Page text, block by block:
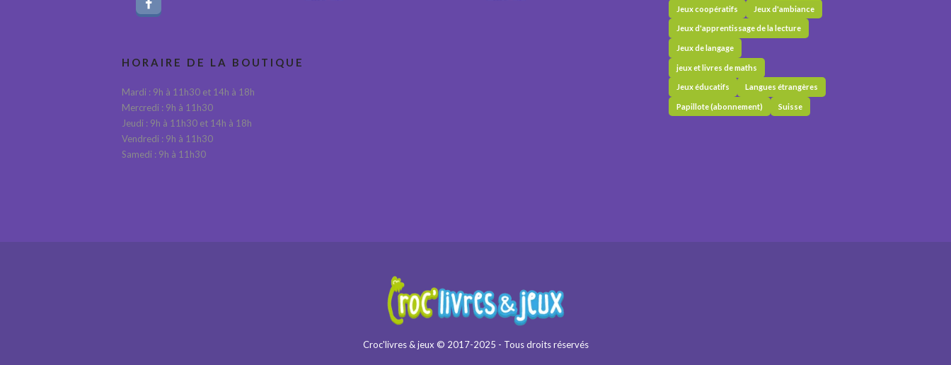
HORAIRE DE LA BOUTIQUE
Mardi : 9h à 11h30 et 14h à 18h
Mercredi : 9h à 11h30
Jeudi : 9h à 11h30 et 14h à 18h
Vendredi : 9h à 11h30
Samedi : 9h à 11h30
Jeux coopératifs Jeux d'ambiance
Jeux d'apprentissage de la lecture
Jeux de langage
jeux et livres de maths
Jeux éducatifs Langues étrangères
Papillote (abonnement) Suisse
Croc'livres & jeux © 2017-2025 - Tous droits réservés